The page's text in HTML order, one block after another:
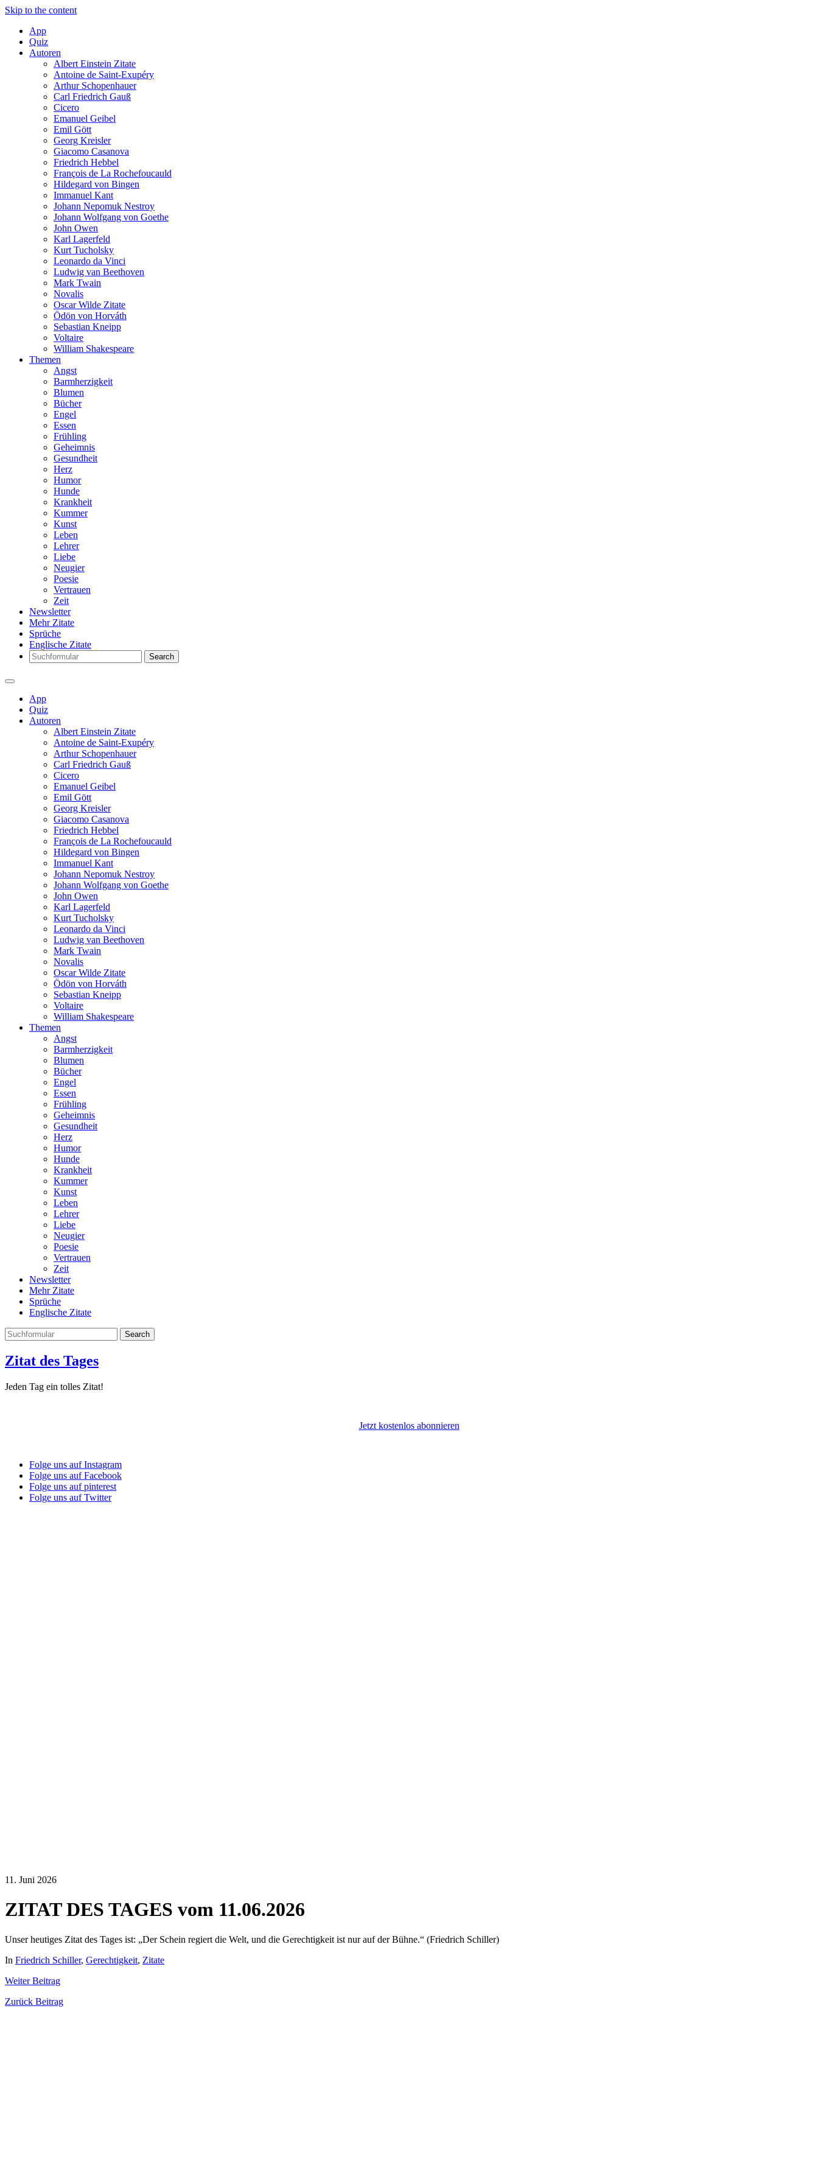
Skip to the content
App
Quiz
Autoren
Albert Einstein Zitate
Antoine de Saint-Exupéry
Arthur Schopenhauer
Carl Friedrich Gauß
Cicero
Emanuel Geibel
Emil Gött
Georg Kreisler
Giacomo Casanova
Friedrich Hebbel
François de La Rochefoucauld
Hildegard von Bingen
Immanuel Kant
Johann Nepomuk Nestroy
Johann Wolfgang von Goethe
John Owen
Karl Lagerfeld
Kurt Tucholsky
Leonardo da Vinci
Ludwig van Beethoven
Mark Twain
Novalis
Oscar Wilde Zitate
Ödön von Horváth
Sebastian Kneipp
Voltaire
William Shakespeare
Themen
Angst
Barmherzigkeit
Blumen
Bücher
Engel
Essen
Frühling
Geheimnis
Gesundheit
Herz
Humor
Hunde
Krankheit
Kummer
Kunst
Leben
Lehrer
Liebe
Neugier
Poesie
Vertrauen
Zeit
Newsletter
Mehr Zitate
Sprüche
Englische Zitate
Search
App
Quiz
Autoren
Albert Einstein Zitate
Antoine de Saint-Exupéry
Arthur Schopenhauer
Carl Friedrich Gauß
Cicero
Emanuel Geibel
Emil Gött
Georg Kreisler
Giacomo Casanova
Friedrich Hebbel
François de La Rochefoucauld
Hildegard von Bingen
Immanuel Kant
Johann Nepomuk Nestroy
Johann Wolfgang von Goethe
John Owen
Karl Lagerfeld
Kurt Tucholsky
Leonardo da Vinci
Ludwig van Beethoven
Mark Twain
Novalis
Oscar Wilde Zitate
Ödön von Horváth
Sebastian Kneipp
Voltaire
William Shakespeare
Themen
Angst
Barmherzigkeit
Blumen
Bücher
Engel
Essen
Frühling
Geheimnis
Gesundheit
Herz
Humor
Hunde
Krankheit
Kummer
Kunst
Leben
Lehrer
Liebe
Neugier
Poesie
Vertrauen
Zeit
Newsletter
Mehr Zitate
Sprüche
Englische Zitate
Search
Zitat des Tages
Jeden Tag ein tolles Zitat!
Jetzt kostenlos abonnieren
Folge uns auf Instagram
Folge uns auf Facebook
Folge uns auf pinterest
Folge uns auf Twitter
11. Juni 2026
ZITAT DES TAGES vom 11.06.2026
Unser heutiges Zitat des Tages ist: „Der Schein regiert die Welt, und die Gerechtigkeit ist nur auf der Bühne.“ (Friedrich Schiller)
In Friedrich Schiller, Gerechtigkeit, Zitate
WeiterBeitrag
Zurück Beitrag